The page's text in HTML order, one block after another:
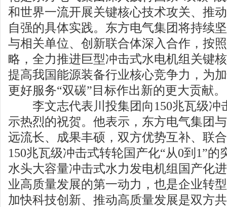
和世界一流开展关键核心技术攻关、推
自强的具体实践。东方电气集团将持续
与相关单位、创新联合体深入合作，按
略，全力推进巨型冲击式水电机组关键
提高我国能源装备行业核心竞争力，为
更好服务“双碳”目标作出新的更大贡献。
李文志代表川投集团向150兆瓦级冲
示热烈的祝贺。他表示，东方电气集团
远流长、成果丰硕，双方优势互补、联
150兆瓦级冲击式转轮国产化“从0到1”的
水头大容量冲击式水力发电机组国产化
业高质量发展的第一动力，也是企业转
加快科技创新、推动高质量发展是双方